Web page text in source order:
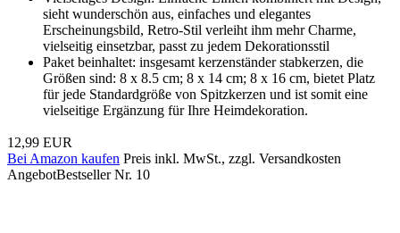
sieht wunderschön aus, einfaches und elegantes
Erscheinungsbild, Retro-Stil verleiht ihm mehr Charme,
vielseitig einsetzbar, passt zu jedem Dekorationsstil
Paket beinhaltet: insgesamt kerzenständer stabkerzen, die
Größen sind: 8 x 8.5 cm; 8 x 14 cm; 8 x 16 cm, bietet Platz
für jede Standardgröße von Spitzkerzen und ist somit eine
vielseitige Ergänzung für Ihre Heimdekoration.
12,99 EUR
Bei Amazon kaufen Preis inkl. MwSt., zzgl. Versandkosten
AngebotBestseller Nr. 10